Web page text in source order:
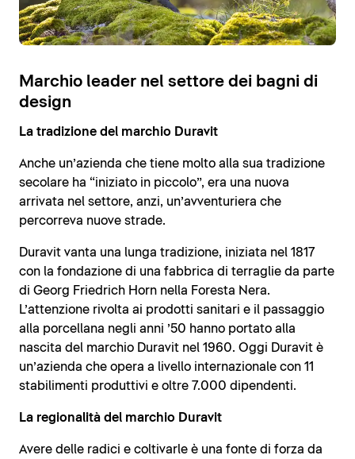
Marchio leader nel settore dei bagni di
design
La tradizione del marchio Duravit
Anche un’azienda che tiene molto alla sua tradizione
secolare ha “iniziato in piccolo”, era una nuova
arrivata nel settore, anzi, un’avventuriera che
percorreva nuove strade.
Duravit vanta una lunga tradizione, iniziata nel 1817
con la fondazione di una fabbrica di terraglie da parte
di Georg Friedrich Horn nella Foresta Nera.
L’attenzione rivolta ai prodotti sanitari e il passaggio
alla porcellana negli anni ’50 hanno portato alla
nascita del marchio Duravit nel 1960. Oggi Duravit è
un’azienda che opera a livello internazionale con 11
stabilimenti produttivi e oltre 7.000 dipendenti.
La regionalità del marchio Duravit
Avere delle radici e coltivarle è una fonte di forza da